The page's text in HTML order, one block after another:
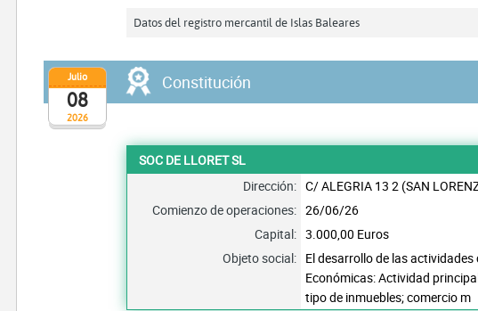
Datos del registro mercantil de Islas Baleares
2026
Julio
08
Constitución
SOC DE LLORET SL
Dirección: C/ ALEGRIA 13 2 (SAN
Comienzo de operaciones: 26/06/26
Capital: 3.000,00 Euros
Objeto social: El desarrollo de las
Económicas: Actividad
tipo de inmuebles; comercio m